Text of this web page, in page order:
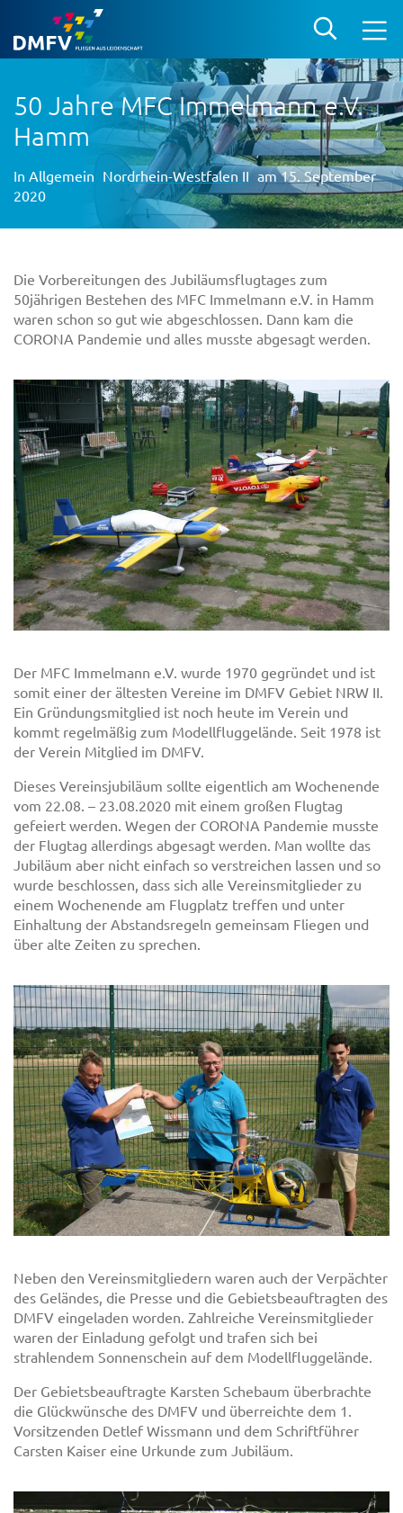
50 Jahre MFC Immelmann e.V.
Hamm
In Allgemein Nordrhein-Westfalen II am 15. September
2020
Die Vorbereitungen des Jubiläumsflugtages zum
50jährigen Bestehen des MFC Immelmann e.V. in Hamm
waren schon so gut wie abgeschlossen. Dann kam die
CORONA Pandemie und alles musste abgesagt werden.
Der MFC Immelmann e.V. wurde 1970 gegründet und ist
somit einer der ältesten Vereine im DMFV Gebiet NRW II.
Ein Gründungsmitglied ist noch heute im Verein und
kommt regelmäßig zum Modellfluggelände. Seit 1978 ist
der Verein Mitglied im DMFV.
Dieses Vereinsjubiläum sollte eigentlich am Wochenende
vom 22.08. – 23.08.2020 mit einem großen Flugtag
gefeiert werden. Wegen der CORONA Pandemie musste
der Flugtag allerdings abgesagt werden. Man wollte das
Jubiläum aber nicht einfach so verstreichen lassen und so
wurde beschlossen, dass sich alle Vereinsmitglieder zu
einem Wochenende am Flugplatz treffen und unter
Einhaltung der Abstandsregeln gemeinsam Fliegen und
über alte Zeiten zu sprechen.
Neben den Vereinsmitgliedern waren auch der Verpächter
des Geländes, die Presse und die Gebietsbeauftragten des
DMFV eingeladen worden. Zahlreiche Vereinsmitglieder
waren der Einladung gefolgt und trafen sich bei
strahlendem Sonnenschein auf dem Modellfluggelände.
Der Gebietsbeauftragte Karsten Schebaum überbrachte
die Glückwünsche des DMFV und überreichte dem 1.
Vorsitzenden Detlef Wissmann und dem Schriftführer
Carsten Kaiser eine Urkunde zum Jubiläum.